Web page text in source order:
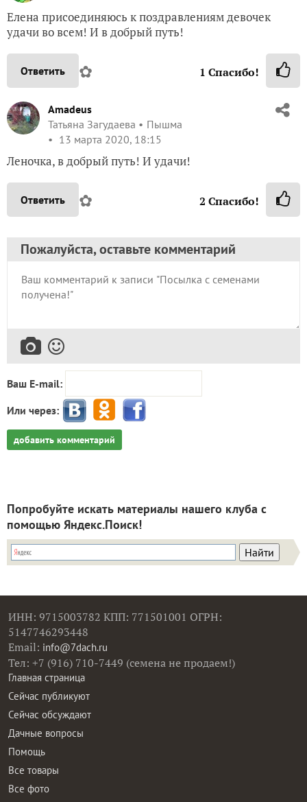
Елена присоединяюсь к поздравлениям девочек
удачи во всем! И в добрый путь!
Ответить ✿ 1 Спасибо!
Amadeus
Татьяна Загудаева
Пышма
13 марта 2020, 18:15
Леночка, в добрый путь! И удачи!
Ответить ✿ 2 Спасибо!
Пожалуйста, оставьте комментарий
Ваш E-mail:
Или через:
добавить комментарий
Попробуйте искать материалы нашего клуба с
помощью Яндекс.Поиск!
ИНН: 9715003782 КПП: 771501001 ОГРН:
5147746293448
Email: info@7dach.ru
Тел: +7 (916) 710-7449 (семена не продаем!)
Главная страница
Сейчас публикуют
Сейчас обсуждают
Дачные вопросы
Помощь
Все товары
Все фото